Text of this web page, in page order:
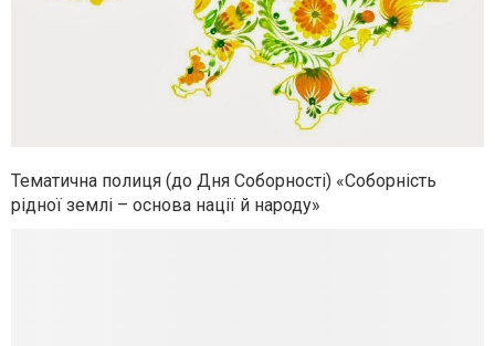
Тематична полиця (до Дня Соборності) «Соборність
рідної землі – основа нації й народу»